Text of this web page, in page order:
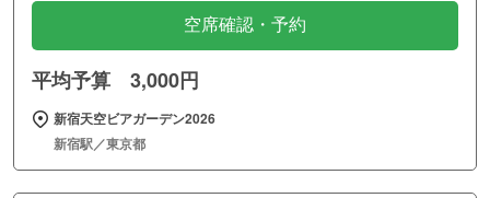
空席確認・予約
平均予算 3,000円
新宿天空ビアガーデン2026
新宿駅／東京都